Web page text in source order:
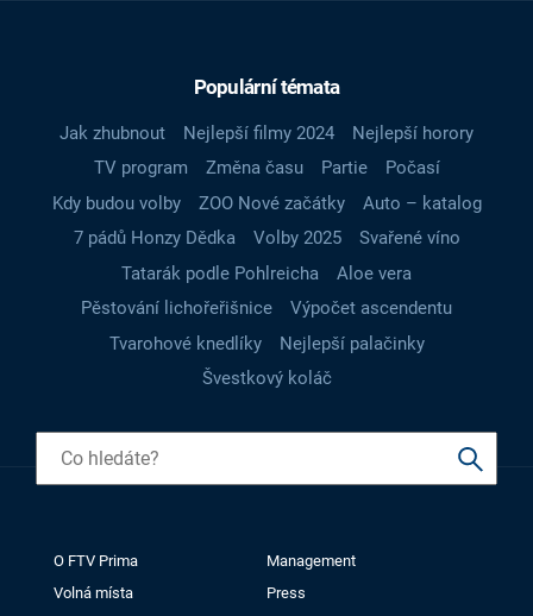
Populární témata
Jak zhubnout Nejlepší filmy 2024
Nejlepší horory
TV program
Změna času Partie
Počasí
Kdy budou volby
ZOO Nové začátky
Auto – katalog
7 pádů Honzy Dědka
Volby 2025
Svařené víno
Tatarák podle Pohlreicha
Aloe vera
Pěstování lichořeřišnice
Výpočet ascendentu
Tvarohové knedlíky
Nejlepší palačinky
Švestkový koláč
O FTV Prima
Management
Volná místa
Press